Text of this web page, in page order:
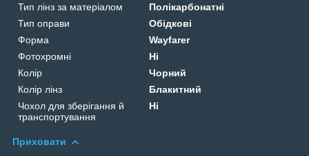
Тип лінз за матеріалом
Полікарбонатні
Тип оправи
Обідкові
Форма
Wayfarer
Фотохромні
Ні
Колір
Чорний
Колір лінз
Блакитний
Чохол для зберігання й
транспортування
Ні
Приховати